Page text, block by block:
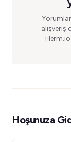
Yorumlar
alışveriş
Herm.io
Hoşunuza